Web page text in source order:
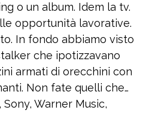
o un album. Idem la tv.
opportunità lavorative.
In fondo abbiamo visto
che ipotizzavano
armati di orecchini con
Non fate quelli che…
Warner Music,